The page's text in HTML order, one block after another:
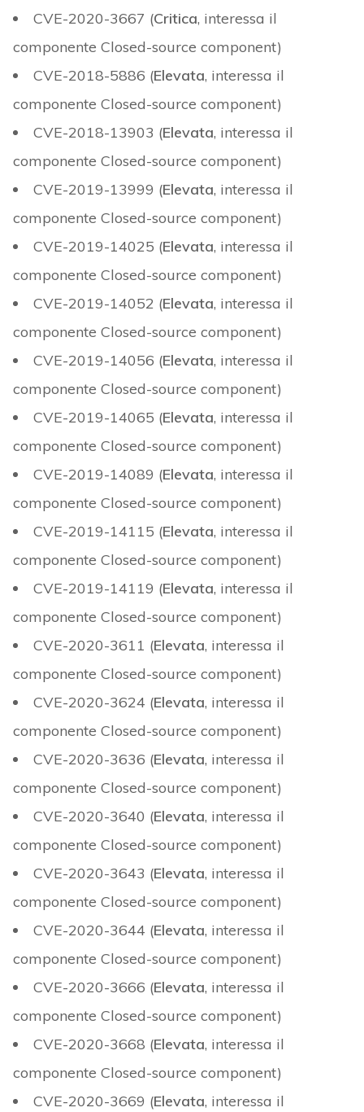
CVE-2020-3667 (Critica, interessa il
componente Closed-source component)
CVE-2018-5886 (Elevata, interessa il
componente Closed-source component)
CVE-2018-13903 (Elevata, interessa il
componente Closed-source component)
CVE-2019-13999 (Elevata, interessa il
componente Closed-source component)
CVE-2019-14025 (Elevata, interessa il
componente Closed-source component)
CVE-2019-14052 (Elevata, interessa il
componente Closed-source component)
CVE-2019-14056 (Elevata, interessa il
componente Closed-source component)
CVE-2019-14065 (Elevata, interessa il
componente Closed-source component)
CVE-2019-14089 (Elevata, interessa il
componente Closed-source component)
CVE-2019-14115 (Elevata, interessa il
componente Closed-source component)
CVE-2019-14119 (Elevata, interessa il
componente Closed-source component)
CVE-2020-3611 (Elevata, interessa il
componente Closed-source component)
CVE-2020-3624 (Elevata, interessa il
componente Closed-source component)
CVE-2020-3636 (Elevata, interessa il
componente Closed-source component)
CVE-2020-3640 (Elevata, interessa il
componente Closed-source component)
CVE-2020-3643 (Elevata, interessa il
componente Closed-source component)
CVE-2020-3644 (Elevata, interessa il
componente Closed-source component)
CVE-2020-3666 (Elevata, interessa il
componente Closed-source component)
CVE-2020-3668 (Elevata, interessa il
componente Closed-source component)
CVE-2020-3669 (Elevata, interessa il